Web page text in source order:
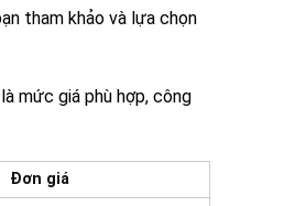
tham khảo và lựa chọn
mức giá phù hợp, công
Đơn giá